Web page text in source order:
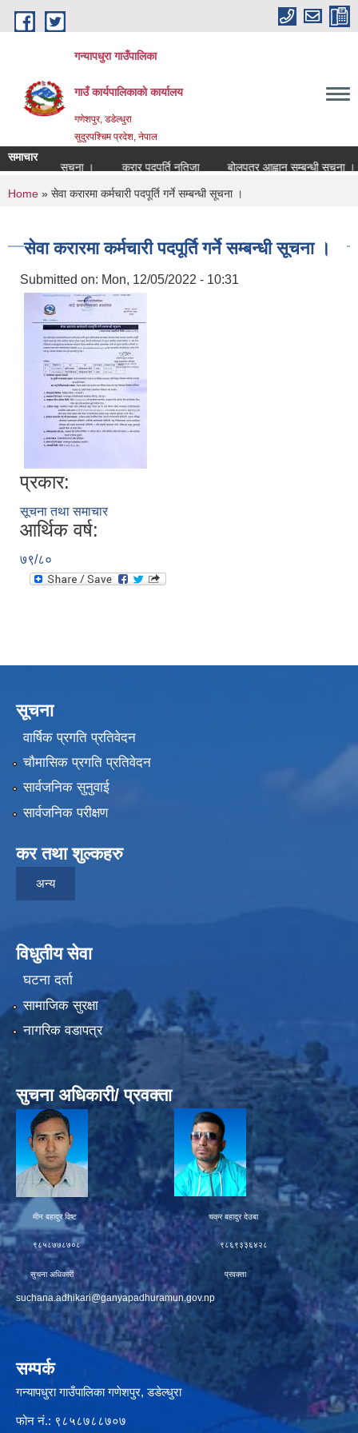
Skip to main content
गन्यापधुरा गाउँपालिका
गाउँ कार्यपालिकाकाे कार्यालय
गणेशपुर, डडेल्धुरा
सुदुरपश्चिम प्रदेश, नेपाल
समाचार
सम्बन्धी सुचना ।
करार पदपुर्ति नतिजा बोलपत्र आह्वान सम्बन्धी सुचना ।
You are here
Home » सेवा करारमा कर्मचारी पदपूर्ति गर्ने सम्बन्धी सूचना ।
सेवा करारमा कर्मचारी पदपूर्ति गर्ने सम्बन्धी सूचना ।
Submitted on: Mon, 12/05/2022 - 10:31
प्रकार:
सूचना तथा समाचार
आर्थिक वर्ष:
७९/८०
सूचना
वार्षिक प्रगति प्रतिवेदन
चौमासिक प्रगति प्रतिवेदन
सार्वजनिक सुनुवाई
सार्वजनिक परीक्षण
कर तथा शुल्कहरु
अन्य
विधुतीय सेवा
घटना दर्ता
सामाजिक सुरक्षा
नागरिक वडापत्र
सुचना अधिकारी/ प्रवक्ता
मीन बहादुर विष्ट चक्र बहादुर देउबा
९८५८७७८७०८ ९८६९३३६४२८
सुचना अधिकारी प्रवक्ता
suchana.adhikari@ganyapadhuramun.gov.np
सम्पर्क
गन्यापधुरा गाउँपालिका गणेशपुर, डडेल्धुरा
फोन नं.: ९८५८७८८७०७